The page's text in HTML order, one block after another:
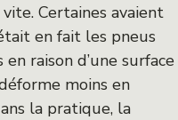
Certaines avaient
en fait les pneus
raison d’une surface
moins en
la pratique, la